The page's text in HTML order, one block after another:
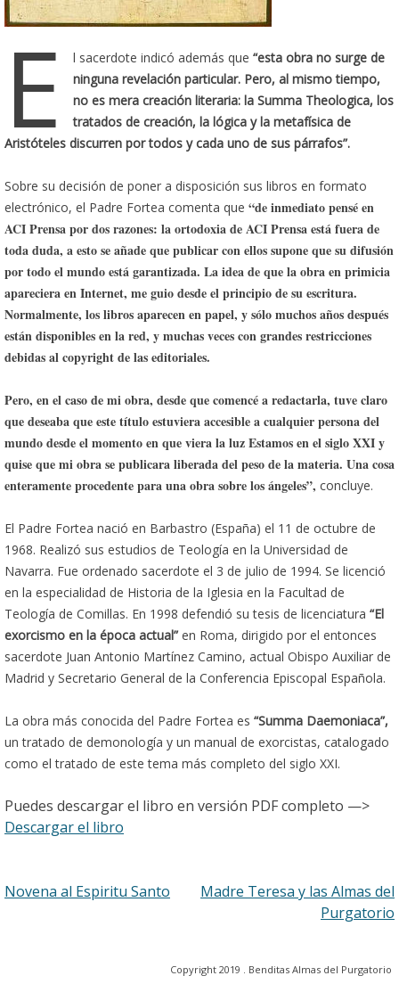
E l sacerdote indicó además que “esta obra no surge de
ninguna revelación particular. Pero, al mismo tiempo,
no es mera creación literaria: la Summa Theologica, los
tratados de creación, la lógica y la metafísica de
Aristóteles discurren por todos y cada uno de sus párrafos”.
Sobre su decisión de poner a disposición sus libros en formato
electrónico, el Padre Fortea comenta que “de inmediato pensé en
ACI Prensa por dos razones: la ortodoxia de ACI Prensa está fuera de
toda duda, a esto se añade que publicar con ellos supone que su difusión
por todo el mundo está garantizada. La idea de que la obra en primicia
apareciera en Internet, me guio desde el principio de su escritura.
Normalmente, los libros aparecen en papel, y sólo muchos años después
están disponibles en la red, y muchas veces con grandes restricciones
debidas al copyright de las editoriales.
Pero, en el caso de mi obra, desde que comencé a redactarla, tuve claro
que deseaba que este título estuviera accesible a cualquier persona del
mundo desde el momento en que viera la luz Estamos en el siglo XXI y
quise que mi obra se publicara liberada del peso de la materia. Una cosa
enteramente procedente para una obra sobre los ángeles”, concluye.
El Padre Fortea nació en Barbastro (España) el 11 de octubre de
1968. Realizó sus estudios de Teología en la Universidad de
Navarra. Fue ordenado sacerdote el 3 de julio de 1994. Se licenció
en la especialidad de Historia de la Iglesia en la Facultad de
Teología de Comillas. En 1998 defendió su tesis de licenciatura “El
exorcismo en la época actual” en Roma, dirigido por el entonces
sacerdote Juan Antonio Martínez Camino, actual Obispo Auxiliar de
Madrid y Secretario General de la Conferencia Episcopal Española.
La obra más conocida del Padre Fortea es “Summa Daemoniaca”,
un tratado de demonología y un manual de exorcistas, catalogado
como el tratado de este tema más completo del siglo XXI.
Puedes descargar el libro en versión PDF completo —>
Descargar el libro
Navegación
Novena al Espiritu Santo
Madre Teresa y las Almas del
Purgatorio
Copyright 2019 . Benditas Almas del Purgatorio